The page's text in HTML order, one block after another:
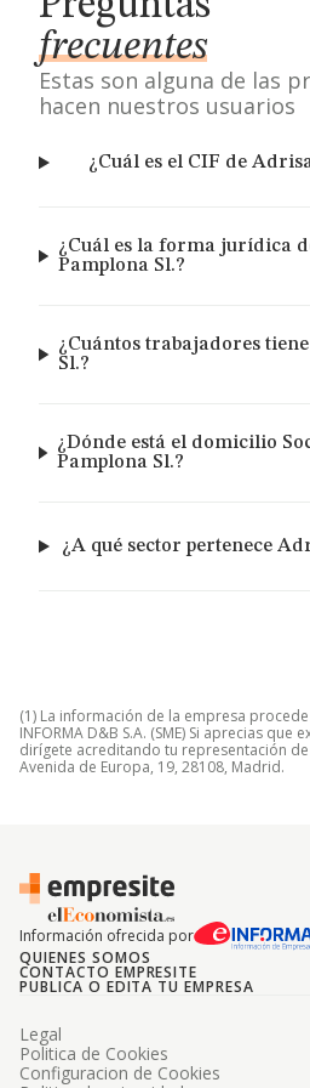
frecuentes
Estas son alguna de las
hacen nuestros usuarios
¿Cuál es el CIF de
¿Cuál es la forma jurídica
Pamplona Sl.?
¿Cuántos trabajadores
Sl.?
¿Dónde está el domicilio
Pamplona Sl.?
¿A qué sector pertenece
(1) La información de la empresa
INFORMA D&B S.A. (SME) Si aprecias
dirígete acreditando tu representación
Avenida de Europa, 19, 28108, Madrid.
Información ofrecida por
QUIENES SOMOS
CONTACTO EMPRESITE
PUBLICA O EDITA TU EMPRESA
Legal
Politica de Cookies
Configuracion de Cookies